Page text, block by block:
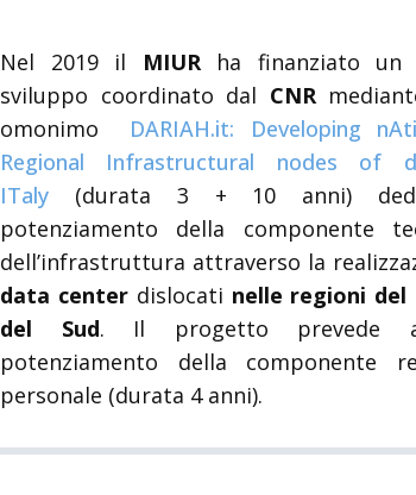
Nel 2019 il MIUR ha finanziato un
sviluppo coordinato dal CNR
omonimo
DARIAH.it: Developing
Regional Infrastructural nodes of
ITaly
(durata 3 + 10 anni)
potenziamento della componente
dell’infrastruttura attraverso la
data centerdislocati nelle regioni del
del Sud. Il progetto prevede
potenziamento della componente
personale (durata 4 anni).